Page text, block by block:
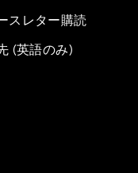
スレター購読
(英語のみ)